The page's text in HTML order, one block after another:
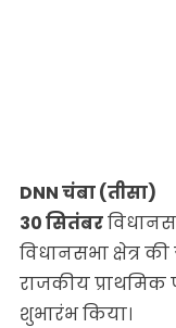
DNN चंबा (तीसा)
30 सितंबर
विधानसभा क्षेत्र
राजकीय प्राथमिक
शुभारंभ किया।